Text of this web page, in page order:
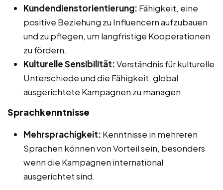
Kundendienstorientierung: Fähigkeit, eine
positive Beziehung zu Influencern aufzubauen
und zu pflegen, um langfristige Kooperationen
zu fördern.
Kulturelle Sensibilität:Verständnis für kulturelle
Unterschiede und die Fähigkeit, global
ausgerichtete Kampagnen zu managen.
Sprachkenntnisse
Mehrsprachigkeit: Kenntnisse in mehreren
Sprachen können von Vorteil sein, besonders
wenn die Kampagnen international
ausgerichtet sind.